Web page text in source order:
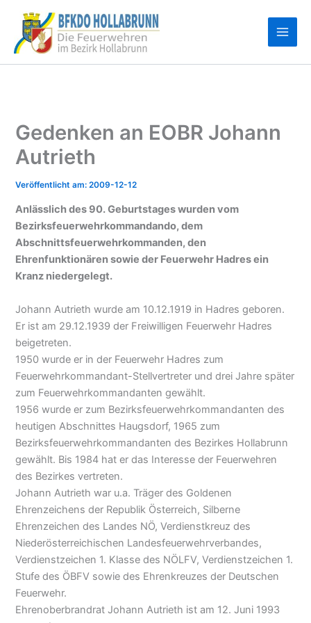
Inhalt
springen
Gedenken an EOBR Johann
Autrieth
2009-12-12
Anlässlich des 90. Geburtstages wurden vom
Bezirksfeuerwehrkommandando, dem
Abschnittsfeuerwehrkommanden, den
Ehrenfunktionären sowie der Feuerwehr Hadres ein
Kranz niedergelegt.
Johann Autrieth wurde am 10.12.1919 in Hadres geboren.
Er ist am 29.12.1939 der Freiwilligen Feuerwehr Hadres
beigetreten.
1950 wurde er in der Feuerwehr Hadres zum
Feuerwehrkommandant-Stellvertreter und drei Jahre später
zum Feuerwehrkommandanten gewählt.
1956 wurde er zum Bezirksfeuerwehrkommandanten des
heutigen Abschnittes Haugsdorf, 1965 zum
Bezirksfeuerwehrkommandanten des Bezirkes Hollabrunn
gewählt. Bis 1984 hat er das Interesse der Feuerwehren
des Bezirkes vertreten.
Johann Autrieth war u.a. Träger des Goldenen
Ehrenzeichens der Republik Österreich, Silberne
Ehrenzeichen des Landes NÖ, Verdienstkreuz des
Niederösterreichischen Landesfeuerwehrverbandes,
Verdienstzeichen 1. Klasse des NÖLFV, Verdienstzeichen 1.
Stufe des ÖBFV sowie des Ehrenkreuzes der Deutschen
Feuerwehr.
Ehrenoberbrandrat Johann Autrieth ist am 12. Juni 1993